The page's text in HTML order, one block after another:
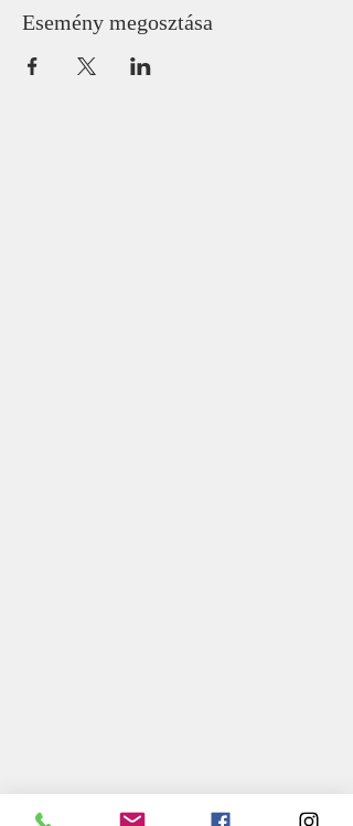
Esemény megosztása